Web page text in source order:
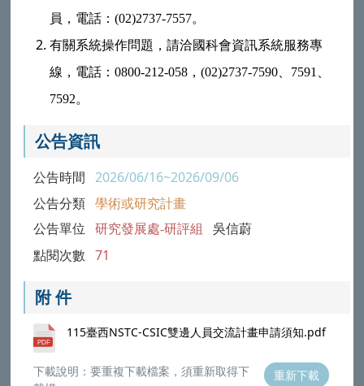
員，電話：(02)2737-7557。
有關系統操作問題，請洽國科會資訊系統服務專
線，電話：0800-212-058，(02)2737-7590、7591、
7592。
公告資訊
公告時間 2026/06/16~2026/09/06
公告分類 學術或研究計畫
公告單位 研究發展處-研評組 吳信蔚
點閱次數 71
附 件
115臺西NSTC-CSIC雙邊人員交流計畫申請須知.pdf
下載說明：要重複下載檔案，須重新取得下
重新下載